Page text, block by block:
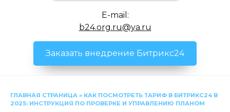
E-mail:
b24.org.ru@ya.ru
Заказать внедрение Битрикс24
ГЛАВНАЯ СТРАНИЦА » КАК ПОСМОТРЕТЬ ТАРИФ В БИТРИКС24 В
2025: ИНСТРУКЦИЯ ПО ПРОВЕРКЕ И УПРАВЛЕНИЮ ПЛАНОМ